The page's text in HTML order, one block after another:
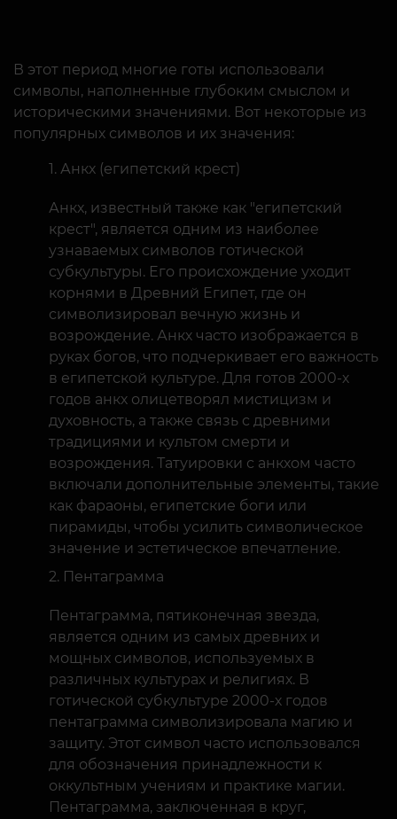
В этот период многие готы использовали
символы, наполненные глубоким смыслом и
историческими значениями. Вот некоторые из
популярных символов и их значения:
Анкх (египетский крест)
Анкх, известный также как "египетский
крест", является одним из наиболее
узнаваемых символов готической
субкультуры. Его происхождение уходит
корнями в Древний Египет, где он
символизировал вечную жизнь и
возрождение. Анкх часто изображается в
руках богов, что подчеркивает его важность
в египетской культуре. Для готов 2000-х
годов анкх олицетворял мистицизм и
духовность, а также связь с древними
традициями и культом смерти и
возрождения. Татуировки с анкхом часто
включали дополнительные элементы, такие
как фараоны, египетские боги или
пирамиды, чтобы усилить символическое
значение и эстетическое впечатление.
Пентаграмма
Пентаграмма, пятиконечная звезда,
является одним из самых древних и
мощных символов, используемых в
различных культурах и религиях. В
готической субкультуре 2000-х годов
пентаграмма символизировала магию и
защиту. Этот символ часто использовался
для обозначения принадлежности к
оккультным учениям и практике магии.
Пентаграмма, заключенная в круг,